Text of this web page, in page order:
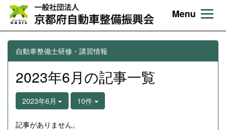
Menu
自動車整備士研修・講習情報
2023年6月の記事一覧
2023年6月 10件
記事がありません。